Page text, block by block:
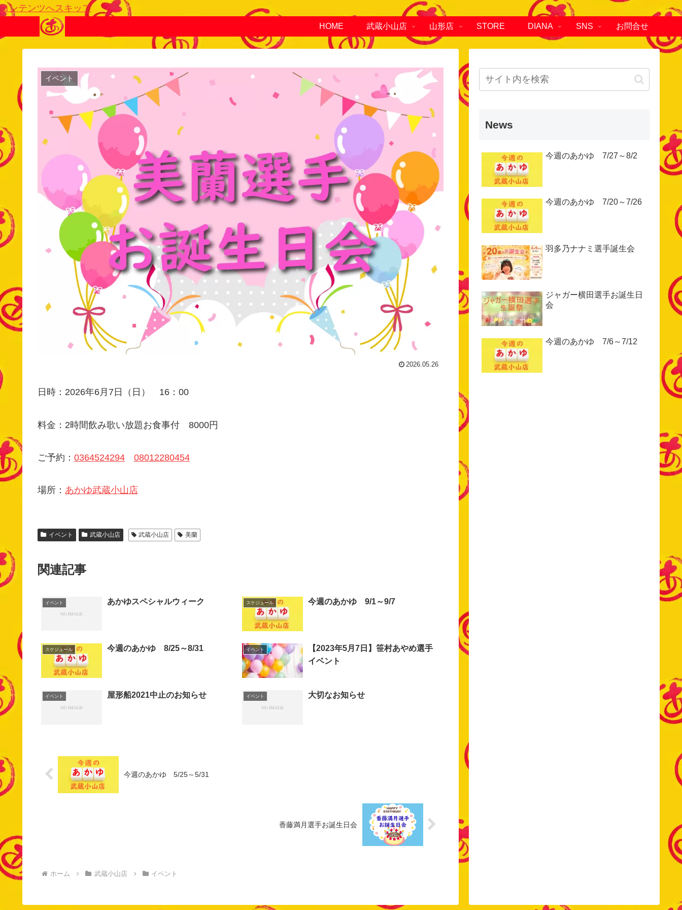
コンテンツへスキップ
HOME 武蔵小山店 山形店 STORE DIANA SNS お問合せ
イベント
2026.05.26
日時：2026年6月7日（日） 16：00
料金：2時間飲み歌い放題お食事付 8000円
ご予約： 0364524294 08012280454
場所： あかゆ武蔵小山店
イベント 武蔵小山店 武蔵小山店 美蘭
関連記事
イベント あかゆスペシャルウィーク スケジュール 今週のあかゆ 9/1～9/7
スケジュール 今週のあかゆ 8/25～8/31 イベント
【2023年5月7日】笹村あやめ選手
イベント
イベント 屋形船2021中止のお知らせ イベント 大切なお知らせ
今週のあかゆ 5/25～5/31
香藤満月選手お誕生日会
ホーム 武蔵小山店 イベント
News
今週のあかゆ 7/27～8/2
今週のあかゆ 7/20～7/26
羽多乃ナナミ選手誕生会
ジャガー横田選手お誕生日
会
今週のあかゆ 7/6～7/12